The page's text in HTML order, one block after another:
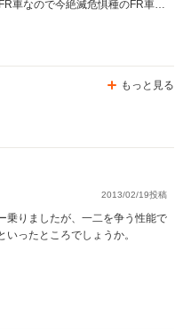
車なので今絶滅危惧種のFR車を
す
もっと見る
2013/02/19投稿
乗りましたが、一二を争う性能で
いったところでしょうか。